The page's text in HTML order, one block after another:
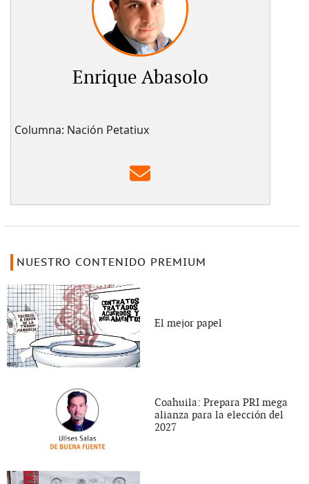
Enrique Abasolo
Columna: Nación Petatiux
NUESTRO CONTENIDO PREMIUM
El mejor papel
Coahuila: Prepara PRI mega
alianza para la elección del
2027